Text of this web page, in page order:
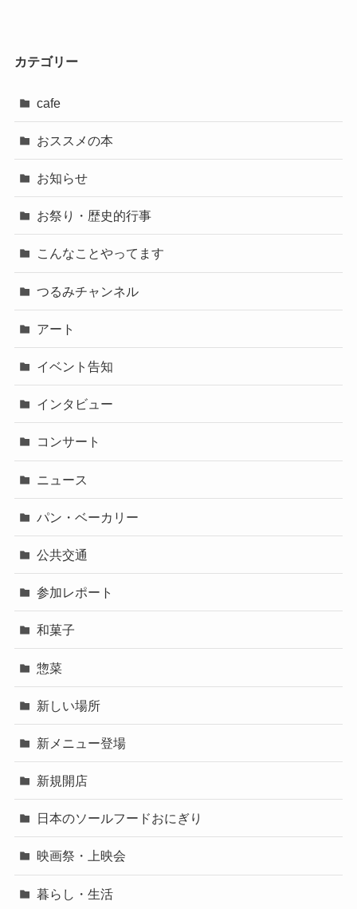
カテゴリー
cafe
おススメの本
お知らせ
お祭り・歴史的行事
こんなことやってます
つるみチャンネル
アート
イベント告知
インタビュー
コンサート
ニュース
パン・ベーカリー
公共交通
参加レポート
和菓子
惣菜
新しい場所
新メニュー登場
新規開店
日本のソールフードおにぎり
映画祭・上映会
暮らし・生活